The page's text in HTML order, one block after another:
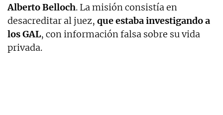
Alberto Belloch. La misión consistía en
desacreditar al juez, que estaba investigando a
los GAL, con información falsa sobre su vida
privada.